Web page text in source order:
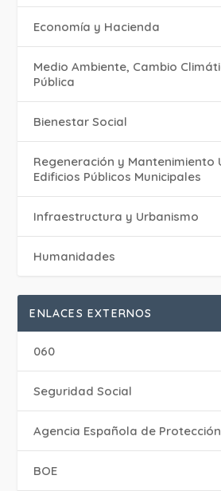
Economía y Hacienda
Medio Ambiente, Cambio
Pública
Bienestar Social
Regeneración y Mantenimiento
Edificios Públicos Municipales
Infraestructura y Urbanismo
Humanidades
ENLACES EXTERNOS
060
Seguridad Social
Agencia Española de
BOE